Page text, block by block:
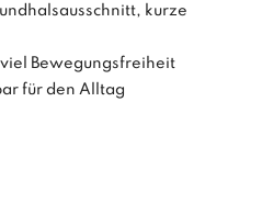
kurze
viel Bewegungsfreiheit
für den Alltag